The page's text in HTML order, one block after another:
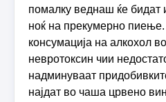
помалку веднаш ќе бидат
ноќ на прекумерно
консумација на алкохол
невротоксин чии
надминуваат
најдат во чаша црвено